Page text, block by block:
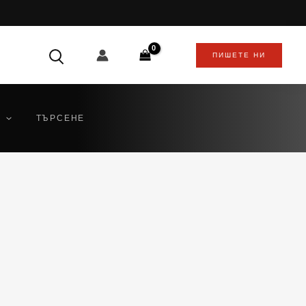
ПИШЕТЕ НИ
ТЪРСЕНЕ